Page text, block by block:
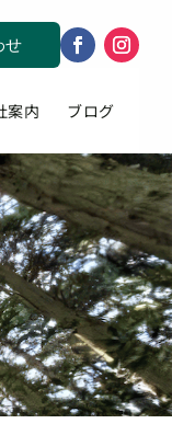
せ
案内 ブログ